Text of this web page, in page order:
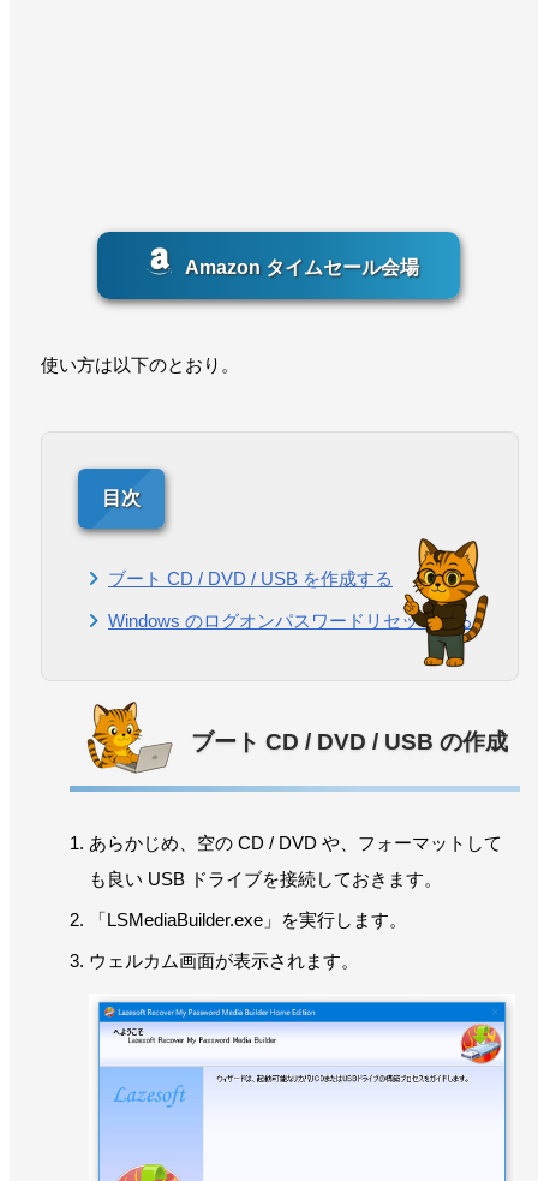
Amazon タイムセール会場
使い方は以下のとおり。
ブート CD / DVD / USB を作成する
Windows のログオンパスワードリセットする
ブート CD / DVD / USB の作成
あらかじめ、空の CD / DVD や、フォーマットして
も良い USB ドライブを接続しておきます。
「LSMediaBuilder.exe」を実行します。
ウェルカム画面が表示されます。